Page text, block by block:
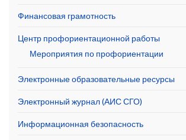
Финансовая грамотность
Центр профориентационной работы
Мероприятия по профориентации
Электронные образовательные ресурсы
Электронный журнал (АИС СГО)
Информационная безопасность